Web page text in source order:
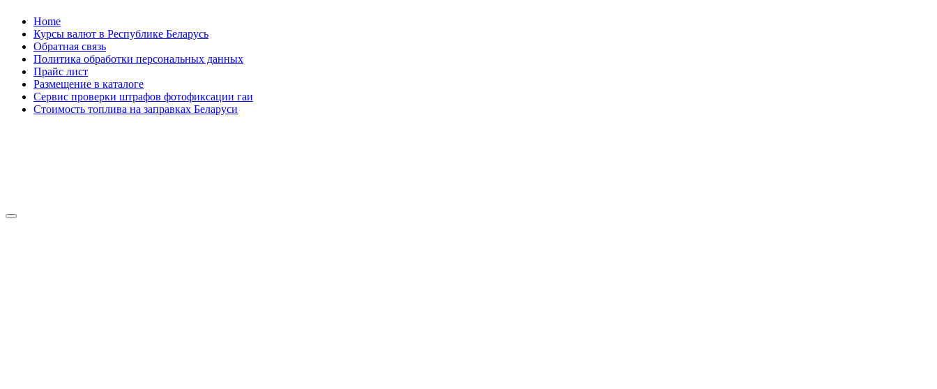
Skip
content
Home
Курсы валют в Республике Беларусь
Обратная связь
Политика обработки персональных данных
Прайс лист
Размещение в каталоге
Сервис проверки штрафов фотофиксации гаи
Стоимость топлива на заправках Беларуси